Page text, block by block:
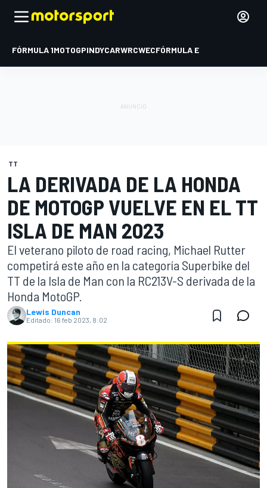
FÓRMULA 1MOTOGPINDYCARWRCWECFÓRMULA E
TT
LA DERIVADA DE LA HONDA
DE MOTOGP VUELVE EN EL TT
ISLA DE MAN 2023
El veterano piloto de road racing, Michael Rutter
competirá este año en la categoría Superbike del
TT de la Isla de Man con la RC213V-S derivada de la
Honda MotoGP.
Lewis Duncan
Editado: 16 feb 2023, 8:02